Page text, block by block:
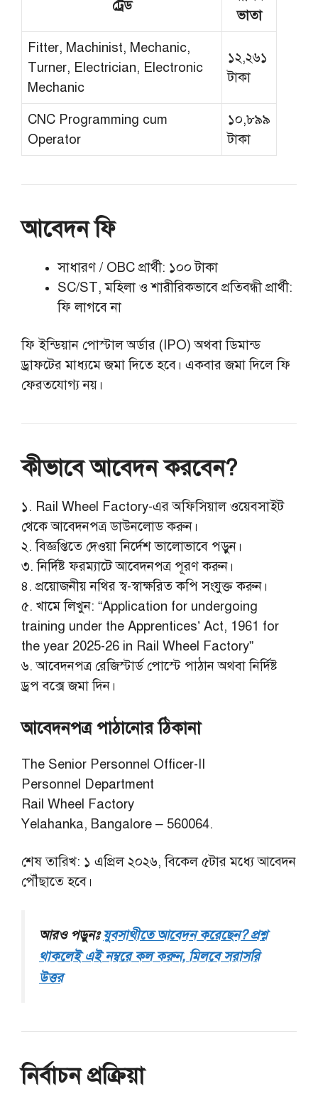
ট্রেড
ভাতা
Fitter, Machinist, Mechanic,
Turner, Electrician, Electronic
Mechanic
১২,২৬১
টাকা
CNC Programming cum
Operator
১০,৮৯৯
টাকা
আবেদন ফি
সাধারণ / OBC প্রার্থী: ১০০ টাকা
SC/ST, মহিলা ও শারীরিকভাবে প্রতিবন্ধী প্রার্থী:
ফি লাগবে না
ফি ইন্ডিয়ান পোস্টাল অর্ডার (IPO) অথবা ডিমান্ড
ড্রাফটের মাধ্যমে জমা দিতে হবে। একবার জমা দিলে ফি
ফেরতযোগ্য নয়।
কীভাবে আবেদন করবেন?
১. Rail Wheel Factory-এর অফিসিয়াল ওয়েবসাইট
থেকে আবেদনপত্র ডাউনলোড করুন।
২. বিজ্ঞপ্তিতে দেওয়া নির্দেশ ভালোভাবে পড়ুন।
৩. নির্দিষ্ট ফরম্যাটে আবেদনপত্র পূরণ করুন।
৪. প্রয়োজনীয় নথির স্ব-স্বাক্ষরিত কপি সংযুক্ত করুন।
৫. খামে লিখুন: “Application for undergoing
training under the Apprentices’ Act, 1961 for
the year 2025-26 in Rail Wheel Factory”
৬. আবেদনপত্র রেজিস্টার্ড পোস্টে পাঠান অথবা নির্দিষ্ট
ড্রপ বক্সে জমা দিন।
আবেদনপত্র পাঠানোর ঠিকানা
The Senior Personnel Officer-II
Personnel Department
Rail Wheel Factory
Yelahanka, Bangalore – 560064.
শেষ তারিখ: ১ এপ্রিল ২০২৬, বিকেল ৫টার মধ্যে আবেদন
পৌঁছাতে হবে।
আরও পড়ুনঃযুবসাথীতে আবেদন করেছেন? প্রশ্ন
থাকলেই এই নম্বরে কল করুন, মিলবে সরাসরি
উত্তর
নির্বাচন প্রক্রিয়া